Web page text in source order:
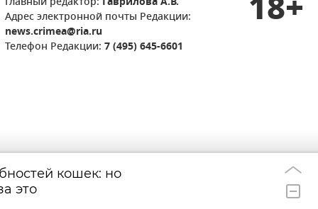
Адрес электронной почты Редакции:
news.crimea@ria.ru
Телефон Редакции: 7 (495) 645-6601
18+
кошек: но
это
Вина